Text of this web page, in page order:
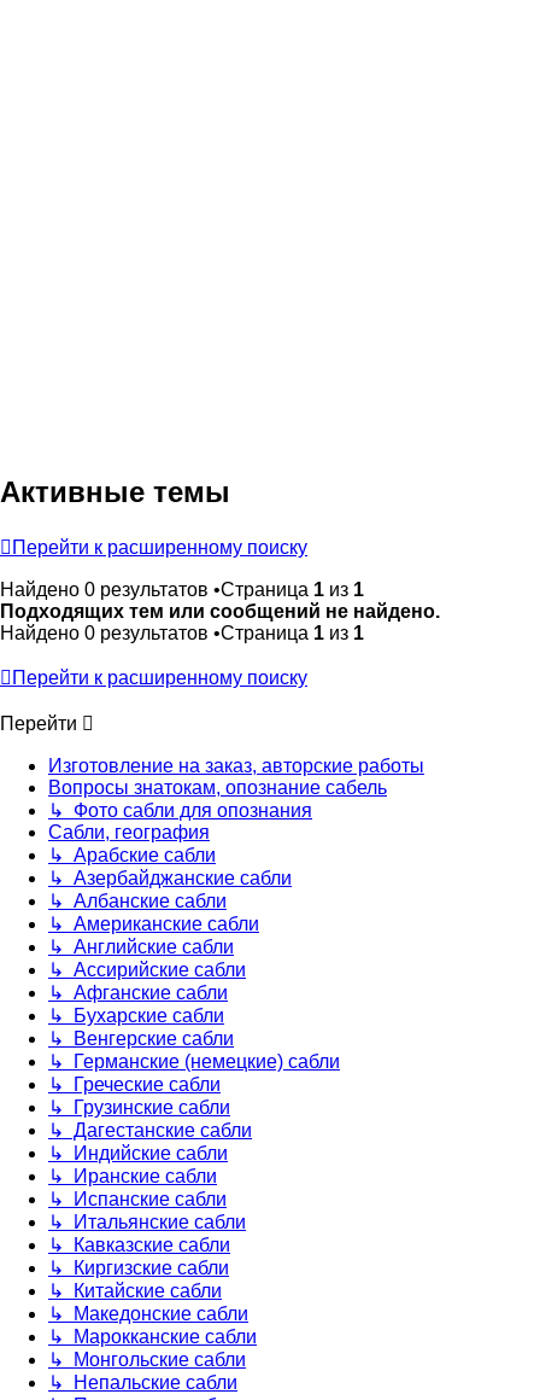
Активные темы
Перейти к расширенному поиску
Найдено 0 результатов •Страница 1 из 1
Подходящих тем или сообщений не найдено.
Найдено 0 результатов •Страница 1 из 1
Перейти к расширенному поиску
Перейти
Изготовление на заказ, авторские работы
Вопросы знатокам, опознание сабель
↳ Фото сабли для опознания
Сабли, география
↳ Арабские сабли
↳ Азербайджанские сабли
↳ Албанские сабли
↳ Американские сабли
↳ Английские сабли
↳ Ассирийские сабли
↳ Афганские сабли
↳ Бухарские сабли
↳ Венгерские сабли
↳ Германские (немецкие) сабли
↳ Греческие сабли
↳ Грузинские сабли
↳ Дагестанские сабли
↳ Индийские сабли
↳ Иранские сабли
↳ Испанские сабли
↳ Итальянские сабли
↳ Кавказские сабли
↳ Киргизские сабли
↳ Китайские сабли
↳ Македонские сабли
↳ Марокканские сабли
↳ Монгольские сабли
↳ Непальские сабли